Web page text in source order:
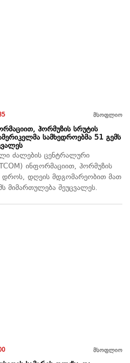
მსოფლიო
ჰორმუზის სრუტის
სამხედროებმა 51 გემს
ძალების ცენტრალური
ინფორმაციით, ჰორმუზის
დროს, დღეის მდგომარეობით მათ
მიმართულება შეუცვალეს.
მსოფლიო